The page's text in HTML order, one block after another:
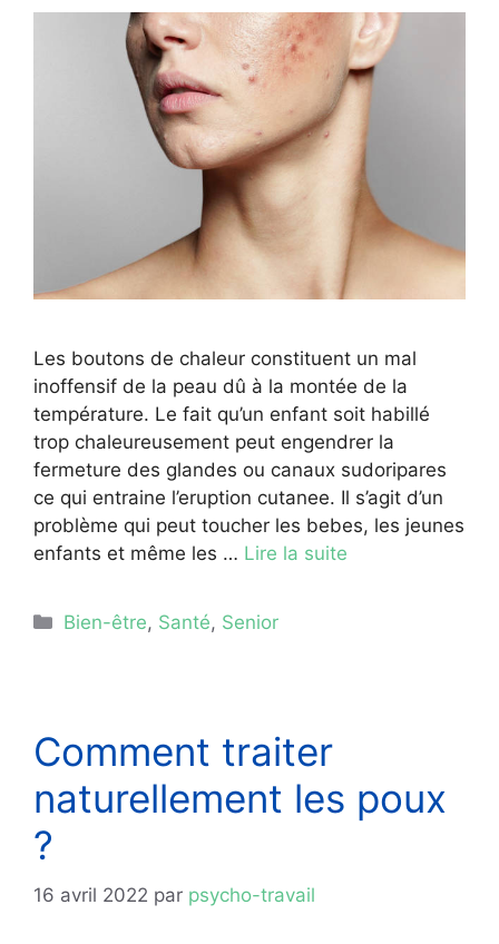
Les boutons de chaleur constituent un mal
inoffensif de la peau dû à la montée de la
température. Le fait qu’un enfant soit habillé
trop chaleureusement peut engendrer la
fermeture des glandes ou canaux sudoripares
ce qui entraine l’eruption cutanee. Il s’agit d’un
problème qui peut toucher les bebes, les jeunes
enfants et même les … Lire la suite
Catégories
Bien-être, Santé, Senior
Comment traiter
naturellement les poux
?
16 avril 2022 par psycho-travail